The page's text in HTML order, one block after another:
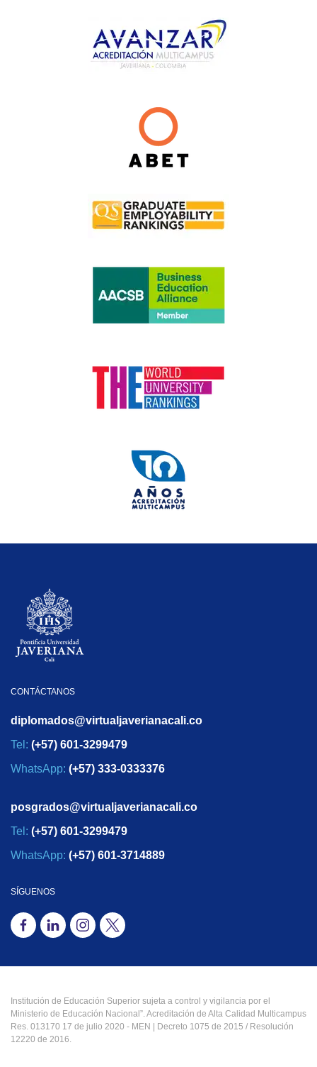
CONTÁCTANOS
diplomados@virtualjaverianacali.co
Tel: (+57) 601-3299479
WhatsApp: (+57) 333-0333376
posgrados@virtualjaverianacali.co
Tel: (+57) 601-3299479
WhatsApp: (+57) 601-3714889
SÍGUENOS
Institución de Educación Superior sujeta a control y vigilancia por el
Ministerio de Educación Nacional”. Acreditación de Alta Calidad Multicampus
Res. 013170 17 de julio 2020 - MEN | Decreto 1075 de 2015 / Resolución
12220 de 2016.